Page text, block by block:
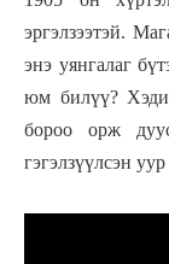
эргэлзээтэй.
энэ уянгалаг
юм билүү?
бороо орж
гэгэлзүүлсэн